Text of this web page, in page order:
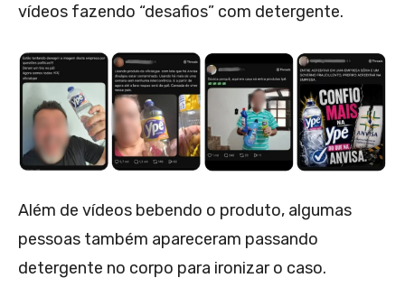
vídeos fazendo “desafios” com detergente.
Além de vídeos bebendo o produto, algumas
pessoas também apareceram passando
detergente no corpo para ironizar o caso.